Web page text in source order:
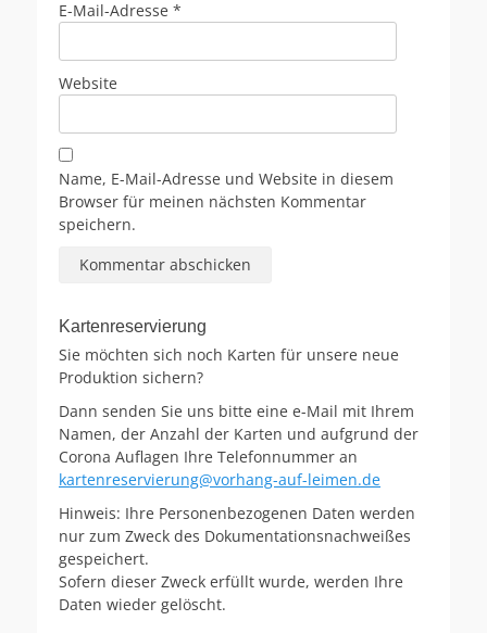
E-Mail-Adresse *
Website
Name, E-Mail-Adresse und Website in diesem
Browser für meinen nächsten Kommentar
speichern.
Kartenreservierung
Sie möchten sich noch Karten für unsere neue
Produktion sichern?
Dann senden Sie uns bitte eine e-Mail mit Ihrem
Namen, der Anzahl der Karten und aufgrund der
Corona Auflagen Ihre Telefonnummer an
kartenreservierung@vorhang-auf-leimen.de
Hinweis: Ihre Personenbezogenen Daten werden
nur zum Zweck des Dokumentationsnachweißes
gespeichert.
Sofern dieser Zweck erfüllt wurde, werden Ihre
Daten wieder gelöscht.